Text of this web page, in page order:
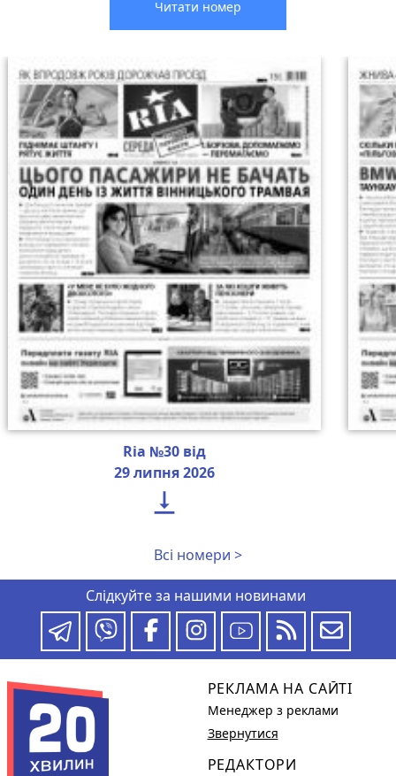
Читати номер
Ria №30 від
29 липня 2026

Всі номери >
Слідкуйте за нашими новинами
РЕКЛАМА НА САЙТІ
Менеджер з реклами
Звернутися
РЕДАКТОРИ